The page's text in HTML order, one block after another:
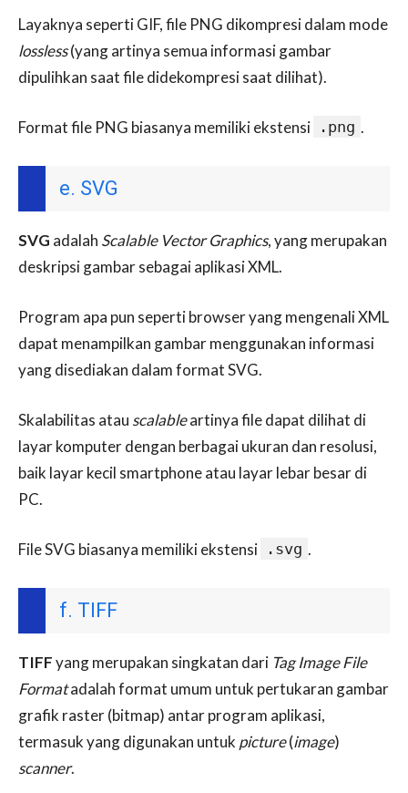
Layaknya seperti GIF, file PNG dikompresi dalam mode
lossless(yang artinya semua informasi gambar
dipulihkan saat file didekompresi saat dilihat).
Format file PNG biasanya memiliki ekstensi .png .
e. SVG
SVG adalah Scalable Vector Graphics, yang merupakan
deskripsi gambar sebagai aplikasi XML.
Program apa pun seperti browser yang mengenali XML
dapat menampilkan gambar menggunakan informasi
yang disediakan dalam format SVG.
Skalabilitas atau scalableartinya file dapat dilihat di
layar komputer dengan berbagai ukuran dan resolusi,
baik layar kecil smartphone atau layar lebar besar di
PC.
File SVG biasanya memiliki ekstensi .svg .
f. TIFF
TIFFyang merupakan singkatan dari Tag Image File
Formatadalah format umum untuk pertukaran gambar
grafik raster (bitmap) antar program aplikasi,
termasuk yang digunakan untuk picture(image)
scanner.